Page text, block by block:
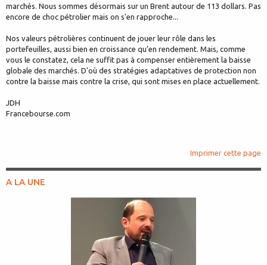
marchés. Nous sommes désormais sur un Brent autour de 113 dollars. Pas
encore de choc pétrolier mais on s'en rapproche...
Nos valeurs pétrolières continuent de jouer leur rôle dans les
portefeuilles, aussi bien en croissance qu’en rendement. Mais, comme
vous le constatez, cela ne suffit pas à compenser entièrement la baisse
globale des marchés. D'où des stratégies adaptatives de protection non
contre la baisse mais contre la crise, qui sont mises en place actuellement.
JDH
Francebourse.com
Imprimer cette page
A LA UNE